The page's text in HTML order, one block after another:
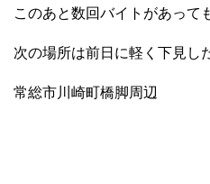
このあと数回バイトがあって
次の場所は前日に軽く下見し
常総市川崎町橋脚周辺